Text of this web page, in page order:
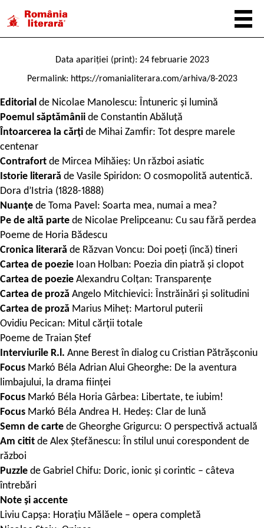
Data apariției (print): 24 februarie 2023
Permalink: https://romanialiterara.com/arhiva/8-2023
Editorial de Nicolae Manolescu: Întuneric și lumină
Poemul săptămânii de Constantin Abăluță
Întoarcerea la cărți de Mihai Zamfir: Tot despre marele
centenar
Contrafort de Mircea Mihăieș: Un război asiatic
Istorie literară de Vasile Spiridon: O cosmopolită autentică.
Dora d’Istria (1828-1888)
Nuanțe de Toma Pavel: Soarta mea, numai a mea?
Pe de altă parte de Nicolae Prelipceanu: Cu sau fără perdea
Poeme de Horia Bădescu
Cronica literară de Răzvan Voncu: Doi poeți (încă) tineri
Cartea de poezie Ioan Holban: Poezia din piatră şi clopot
Cartea de poezie Alexandru Colțan: Transparențe
Cartea de proză Angelo Mitchievici: Înstrăinări și solitudini
Cartea de proză Marius Miheț: Martorul puterii
Ovidiu Pecican: Mitul cărții totale
Poeme de Traian Ștef
Interviurile R.l. Anne Berestîn dialog cu Cristian Pătrășconiu
Focus Markó Béla Adrian Alui Gheorghe: De la aventura
limbajului, la drama ființei
Focus Markó Béla Horia Gârbea: Libertate, te iubim!
Focus Markó Béla Andrea H. Hedeș: Clar de lună
Semn de carte de Gheorghe Grigurcu: O perspectivă actuală
Am citit de Alex Ștefănescu: În stilul unui corespondent de
război
Puzzle de Gabriel Chifu: Doric, ionic și corintic – câteva
întrebări
Note și accente
Liviu Capșa: Horațiu Mălăele – opera completă